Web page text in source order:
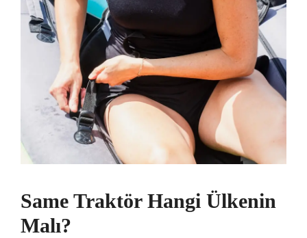
Same Traktör Hangi Ülkenin
Malı?